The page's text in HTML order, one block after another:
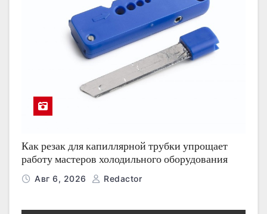
Как резак для капиллярной трубки упрощает
работу мастеров холодильного оборудования
Авг 6, 2026 Redactor